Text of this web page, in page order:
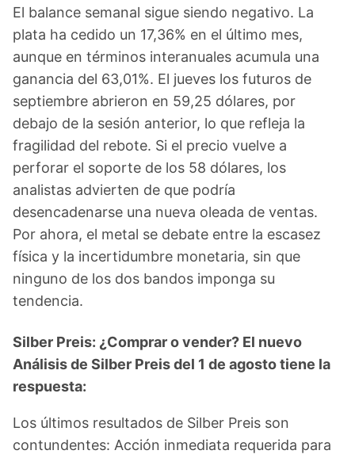
El balance semanal sigue siendo negativo. La
plata ha cedido un 17,36% en el último mes,
aunque en términos interanuales acumula una
ganancia del 63,01%. El jueves los futuros de
septiembre abrieron en 59,25 dólares, por
debajo de la sesión anterior, lo que refleja la
fragilidad del rebote. Si el precio vuelve a
perforar el soporte de los 58 dólares, los
analistas advierten de que podría
desencadenarse una nueva oleada de ventas.
Por ahora, el metal se debate entre la escasez
física y la incertidumbre monetaria, sin que
ninguno de los dos bandos imponga su
tendencia.
Silber Preis: ¿Comprar o vender? El nuevo
Análisis de Silber Preis del 1 de agosto tiene la
respuesta:
Los últimos resultados de Silber Preis son
contundentes: Acción inmediata requerida para